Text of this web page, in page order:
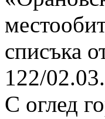
списъка
122/
С оглед